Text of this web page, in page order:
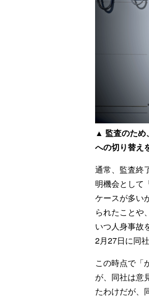
▲ 監査のた
への切り替え
通常、監査終
明機会として
ケースが多い
られたことや
いつ人身事故
2月27日に同
この時点で「
が、同社は意
たわけだが、